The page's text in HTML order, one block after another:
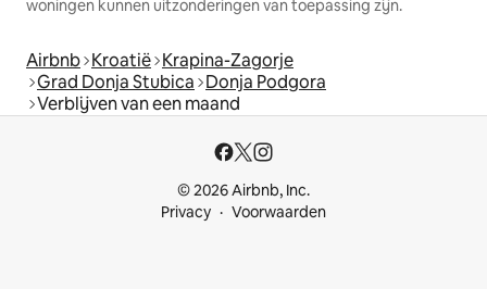
woningen kunnen uitzonderingen van toepassing zijn.
Airbnb Kroatië Krapina-Zagorje
Grad Donja Stubica Donja Podgora
Verblijven van een maand
© 2026 Airbnb, Inc.
Privacy
Voorwaarden